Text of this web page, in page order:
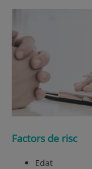
Factors de risc
Edat